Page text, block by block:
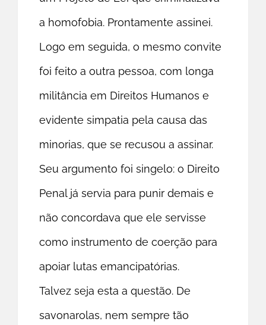
a homofobia. Prontamente assinei.
Logo em seguida, o mesmo convite
foi feito a outra pessoa, com longa
militância em Direitos Humanos e
evidente simpatia pela causa das
minorias, que se recusou a assinar.
Seu argumento foi singelo: o Direito
Penal já servia para punir demais e
não concordava que ele servisse
como instrumento de coerção para
apoiar lutas emancipatórias.
Talvez seja esta a questão. De
savonarolas, nem sempre tão